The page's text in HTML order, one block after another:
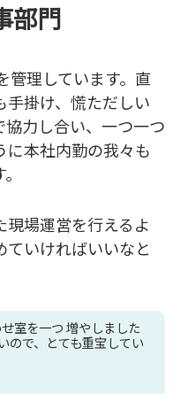
部門
管理しています。直
掛け、慌ただしい
力し合い、一つ一つ
本社内勤の我々も
場運営を行えるよ
ていければいいなと
室を一つ 増やしました
ので、とても重宝してい